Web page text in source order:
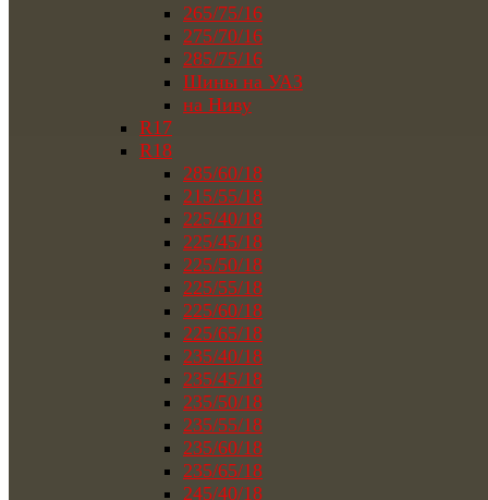
265/75/16
275/70/16
285/75/16
Шины на УАЗ
на Ниву
R17
R18
285/60/18
215/55/18
225/40/18
225/45/18
225/50/18
225/55/18
225/60/18
225/65/18
235/40/18
235/45/18
235/50/18
235/55/18
235/60/18
235/65/18
245/40/18